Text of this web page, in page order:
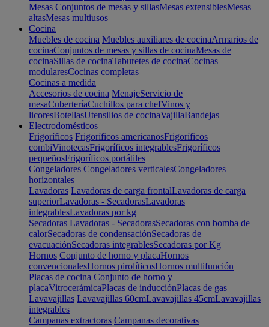
Mesas Conjuntos de mesas y sillasMesas extensiblesMesas
altasMesas multiusos
Cocina
Muebles de cocina Muebles auxiliares de cocinaArmarios de
cocinaConjuntos de mesas y sillas de cocinaMesas de
cocinaSillas de cocinaTaburetes de cocinaCocinas
modularesCocinas completas
Cocinas a medida
Accesorios de cocina MenajeServicio de
mesaCuberteríaCuchillos para chefVinos y
licoresBotellasUtensilios de cocinaVajillaBandejas
Electrodomésticos
Frigoríficos Frigoríficos americanosFrigoríficos
combiVinotecasFrigoríficos integrablesFrigoríficos
pequeñosFrigoríficos portátiles
Congeladores Congeladores verticalesCongeladores
horizontales
Lavadoras Lavadoras de carga frontalLavadoras de carga
superiorLavadoras - SecadorasLavadoras
integrablesLavadoras por kg
Secadoras Lavadoras - SecadorasSecadoras con bomba de
calorSecadoras de condensaciónSecadoras de
evacuaciónSecadoras integrablesSecadoras por Kg
Hornos Conjunto de horno y placaHornos
convencionalesHornos pirolíticosHornos multifunción
Placas de cocina Conjunto de horno y
placaVitrocerámicaPlacas de inducciónPlacas de gas
Lavavajillas Lavavajillas 60cmLavavajillas 45cmLavavajillas
integrables
Campanas extractoras Campanas decorativas